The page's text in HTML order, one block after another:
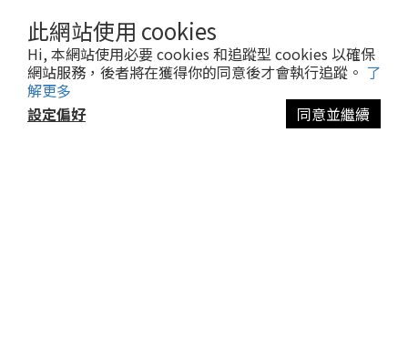
此網站使用 cookies
Hi, 本網站使用必要 cookies 和追蹤型 cookies 以確保
網站服務，後者將在獲得你的同意後才會執行追蹤。 了
解更多
設定偏好
同意並繼續
信源電器有限公司
新莊旗艦館
地址：242 新北市新莊區公園路63號
電話：(02) 2998-9288 (代表號)